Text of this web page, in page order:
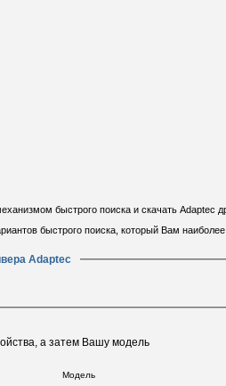
быстрого поиска и скачать Adaptec
быстрого поиска, который Вам
Adaptec
а затем Вашу модель
Модель